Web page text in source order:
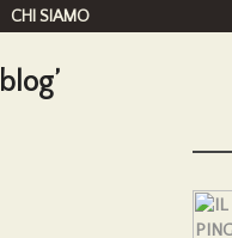
CHI SIAMO